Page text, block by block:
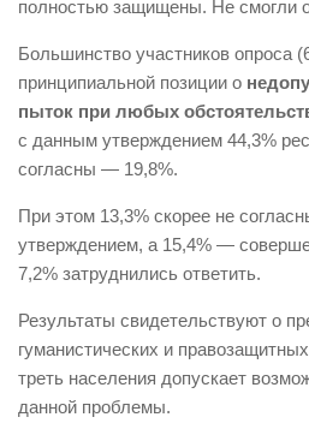
полностью защищены. Не смогли
Большинство участников опроса
принципиальной позиции о
пыток при любых
с данным утверждением 44,3%
согласны — 19,8%.
При этом 13,3% скорее не
утверждением, а 15,4% —
7,2% затруднились ответить.
Результаты свидетельствуют о
гуманистических и
треть населения допускает
данной проблемы.